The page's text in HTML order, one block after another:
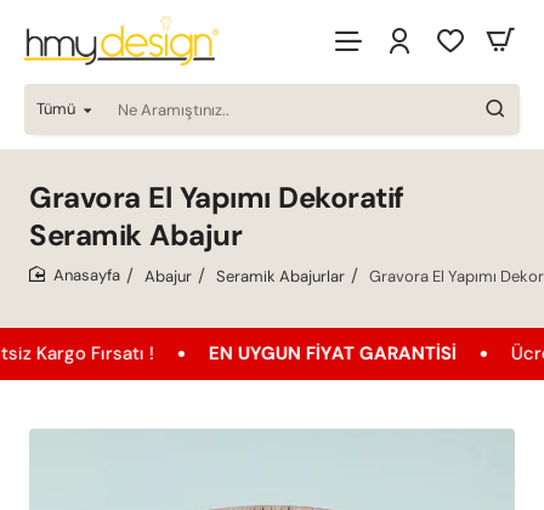
Tümü
Ne
Aramıştınız..
Gravora El Yapımı Dekoratif
Seramik Abajur
Abajur Seramik Abajurlar Gravora El Yapımı
Fırsatı ! EN UYGUN FIYAT GARANTISI Ücretsiz